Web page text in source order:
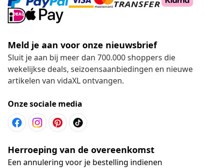
Meld je aan voor onze nieuwsbrief
Sluit je aan bij meer dan 700.000 shoppers die
wekelijkse deals, seizoensaanbiedingen en nieuwe
artikelen van vidaXL ontvangen.
Onze sociale media
Herroeping van de overeenkomst
Een annulering voor je bestelling indienen